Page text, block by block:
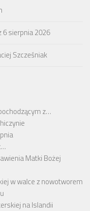
6 sierpnia 2026
Szcześniak
z…
Matki Bożej
w walce z nowotworem
na Islandii